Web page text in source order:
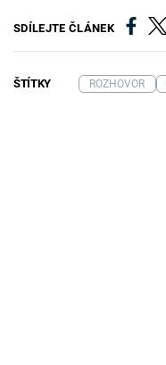
SDÍLEJTE ČLÁNEK
ŠTÍTKY ROZHOVOR